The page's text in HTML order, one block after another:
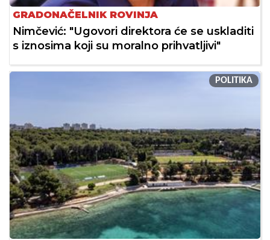
GRADONAČELNIK ROVINJA
Nimčević: "Ugovori direktora će se uskladiti
s iznosima koji su moralno prihvatljivi"
POLITIKA